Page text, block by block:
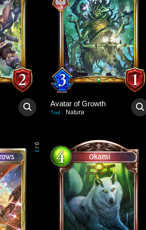
Avatar of Growth
Trait : Natura
0
/
3